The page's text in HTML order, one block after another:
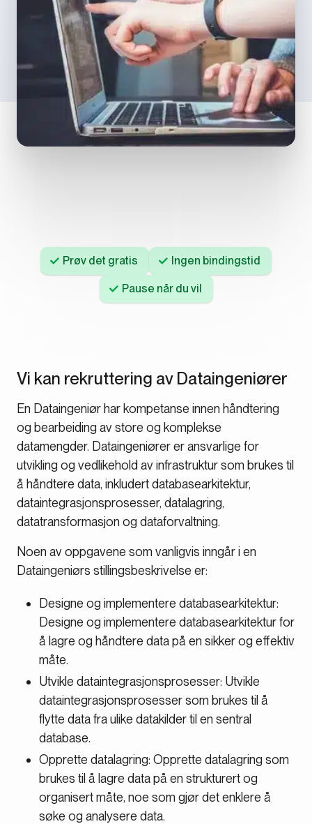
Prøv det gratis Ingen bindingstid
Pause når du vil
Vi kan rekruttering av Dataingeniører
En Dataingeniør har kompetanse innen håndtering
og bearbeiding av store og komplekse
datamengder. Dataingeniører er ansvarlige for
utvikling og vedlikehold av infrastruktur som brukes til
å håndtere data, inkludert databasearkitektur,
dataintegrasjonsprosesser, datalagring,
datatransformasjon og dataforvaltning.
Noen av oppgavene som vanligvis inngår i en
Dataingeniørs stillingsbeskrivelse er:
Designe og implementere databasearkitektur:
Designe og implementere databasearkitektur for
å lagre og håndtere data på en sikker og effektiv
måte.
Utvikle dataintegrasjonsprosesser: Utvikle
dataintegrasjonsprosesser som brukes til å
flytte data fra ulike datakilder til en sentral
database.
Opprette datalagring: Opprette datalagring som
brukes til å lagre data på en strukturert og
organisert måte, noe som gjør det enklere å
søke og analysere data.